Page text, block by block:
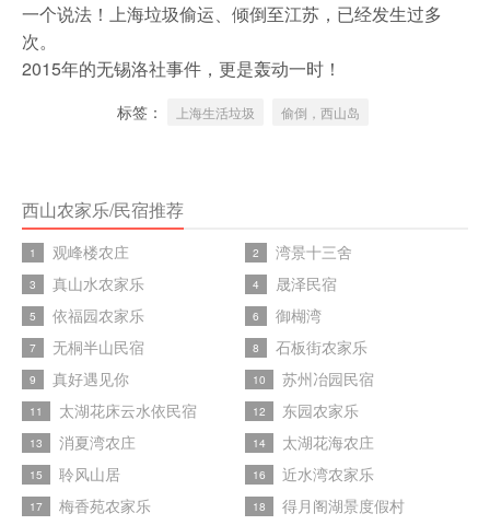
一个说法！上海垃圾偷运、倾倒至江苏，已经发生过多
次。
2015年的无锡洛社事件，更是轰动一时！
标签： 上海生活垃圾 偷倒，西山岛
西山农家乐/民宿推荐
1 观峰楼农庄 2 湾景十三舍
3 真山水农家乐 4 晟泽民宿
5 依福园农家乐 6 御楜湾
7 无桐半山民宿 8 石板街农家乐
9 真好遇见你 10 苏州冶园民宿
11 太湖花床云水依民宿 12 东园农家乐
13 消夏湾农庄 14 太湖花海农庄
15 聆风山居 16 近水湾农家乐
17 梅香苑农家乐 18 得月阁湖景度假村